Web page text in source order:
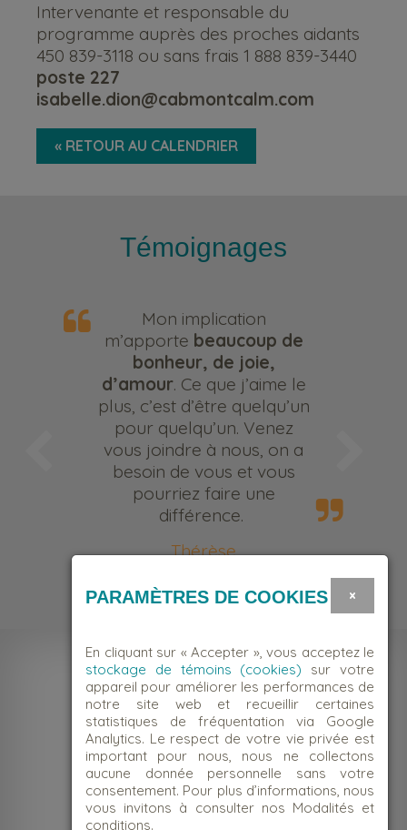
Intervenante et responsable du
programme auprès des proches aidants
450 839-3118 ou sans frais 1 888 839-3440
poste 227
isabelle.dion@cabmontcalm.com
« RETOUR AU CALENDRIER
Témoignages
Mon implication
m’apporte beaucoup de
bonheur, de joie,
d’amour. Ce que j’aime le
plus, c’est d’être quelqu’un
pour quelqu’un. Venez
vous joindre à nous, on a
besoin de vous et vous
pourriez faire une
différence.
Thérèse
×
PARAMÈTRES DE COOKIES
En cliquant sur « Accepter », vous acceptez le
stockage de témoins (cookies) sur votre
appareil pour améliorer les performances de
notre site web et recueillir certaines
statistiques de fréquentation via Google
Analytics. Le respect de votre vie privée est
important pour nous, nous ne collectons
aucune donnée personnelle sans votre
consentement. Pour plus d’informations, nous
vous invitons à consulter nos Modalités et
conditions.